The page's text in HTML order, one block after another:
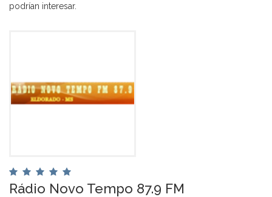
podrían interesar.
Rádio Novo Tempo 87.9 FM